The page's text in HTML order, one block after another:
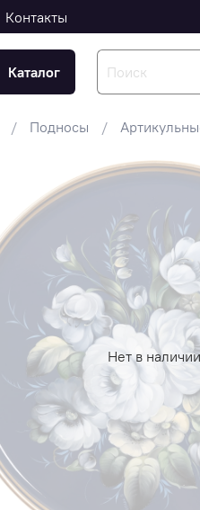
Контакты
Каталог
Подносы
Нет в наличии